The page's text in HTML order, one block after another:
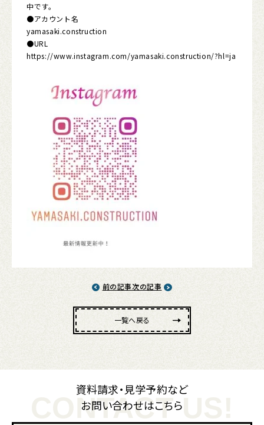
中です。
●アカウント名
yamasaki.construction
●URL
https://www.instagram.com/yamasaki.construction/?hl=ja
前の記事次の記事
一覧へ戻る
CONTACT US!
資料請求・見学予約など
お問い合わせはこちら